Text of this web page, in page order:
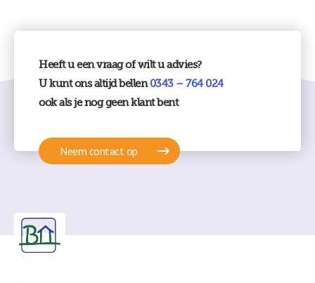
Heeft u een vraag of wilt u advies?
U kunt ons altijd bellen0343 – 764 024
ook als je nog geen klant bent
Neem contact op